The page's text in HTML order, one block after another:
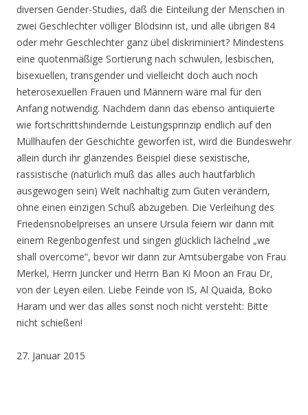
diversen Gender-Studies, daß die Einteilung der Menschen in
zwei Geschlechter völliger Blödsinn ist, und alle übrigen 84
oder mehr Geschlechter ganz übel diskriminiert? Mindestens
eine quotenmäßige Sortierung nach schwulen, lesbischen,
bisexuellen, transgender und vielleicht doch auch noch
heterosexuellen Frauen und Männern wäre mal für den
Anfang notwendig. Nachdem dann das ebenso antiquierte
wie fortschrittshindernde Leistungsprinzip endlich auf den
Müllhaufen der Geschichte geworfen ist, wird die Bundeswehr
allein durch ihr glänzendes Beispiel diese sexistische,
rassistische (natürlich muß das alles auch hautfarblich
ausgewogen sein) Welt nachhaltig zum Guten verändern,
ohne einen einzigen Schuß abzugeben. Die Verleihung des
Friedensnobelpreises an unsere Ursula feiern wir dann mit
einem Regenbogenfest und singen glücklich lächelnd „we
shall overcome“, bevor wir dann zur Amtsübergabe von Frau
Merkel, Herrn Juncker und Herrn Ban Ki Moon an Frau Dr,
von der Leyen eilen. Liebe Feinde von IS, Al Quaida, Boko
Haram und wer das alles sonst noch nicht versteht: Bitte
nicht schießen!
27. Januar 2015